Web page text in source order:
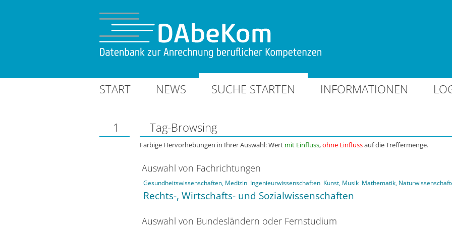
START NEWS SUCHE STARTEN INFORMATIONEN
1 Tag-Browsing
Farbige Hervorhebungen in Ihrer Auswahl: Wert mit Einfluss,ohne Einflussauf die Treffermenge.
Auswahl von Fachrichtungen
Gesundheitswissenschaften, Medizin Ingenieurwissenschaften Kunst, Musik Mathematik,
Rechts-, Wirtschafts- und Sozialwissenschaften
Auswahl von Bundesländern oder Fernstudium